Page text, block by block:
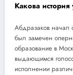
Какова
Абдразаков начал
был замечен
образование в
выдающимся
исполнении